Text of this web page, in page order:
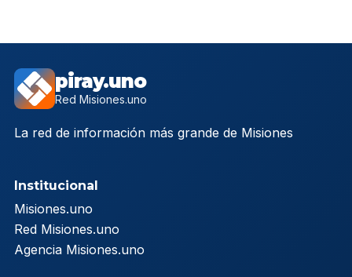
piray.uno
Red Misiones.uno
La red de información más grande de Misiones
Institucional
Misiones.uno
Red Misiones.uno
Agencia Misiones.uno